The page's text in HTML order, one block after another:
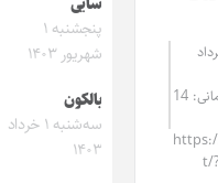
خرداد
اوخوماق زامانی: 14
t/
پنجشنبه ۱
شهریور ۱۴۰۳
بالکون
سه‌شنبه ۱ خرداد
۱۴۰۳